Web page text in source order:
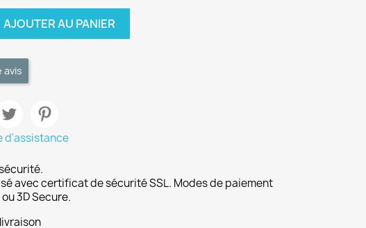
AJOUTER AU PANIER
avis
d'assistance
avec certificat de sécurité SSL. Modes de paiement
3D Secure.